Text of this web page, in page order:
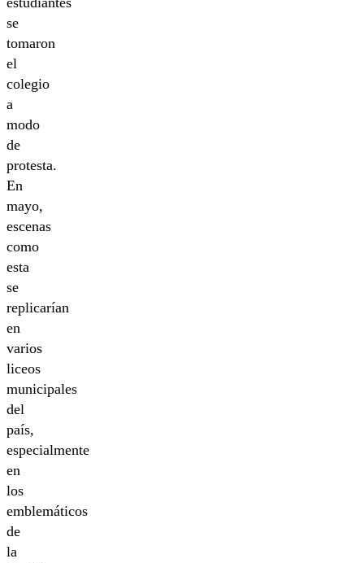
se
tomaron
el
colegio
a
modo
de
protesta.
En
mayo,
escenas
como
esta
se
replicarían
en
varios
liceos
municipales
del
país,
especialmente
en
los
emblemáticos
de
la